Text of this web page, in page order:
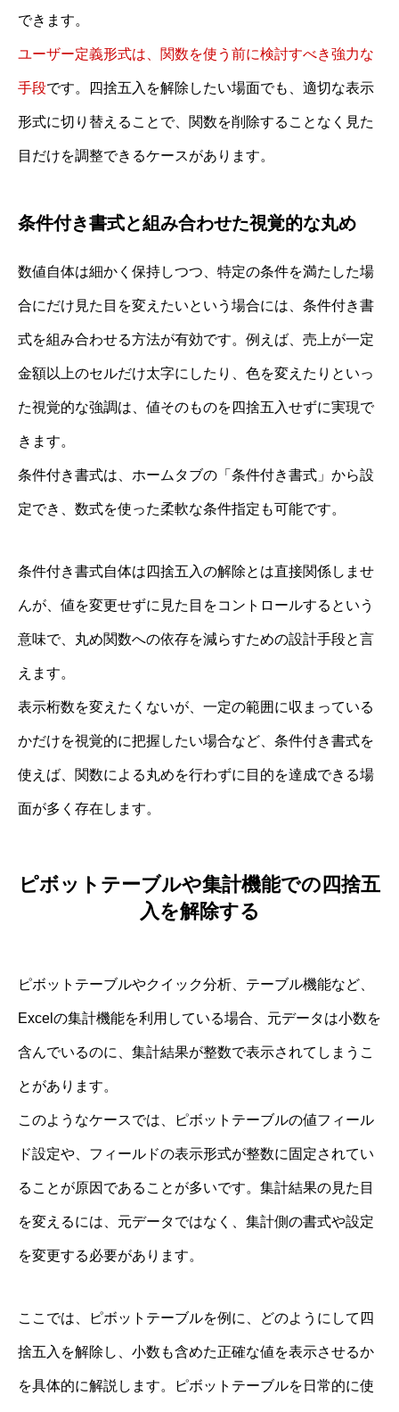
できます。
ユーザー定義形式は、関数を使う前に検討すべき強力な
手段です。四捨五入を解除したい場面でも、適切な表示
形式に切り替えることで、関数を削除することなく見た
目だけを調整できるケースがあります。
条件付き書式と組み合わせた視覚的な丸め
数値自体は細かく保持しつつ、特定の条件を満たした場
合にだけ見た目を変えたいという場合には、条件付き書
式を組み合わせる方法が有効です。例えば、売上が一定
金額以上のセルだけ太字にしたり、色を変えたりといっ
た視覚的な強調は、値そのものを四捨五入せずに実現で
きます。
条件付き書式は、ホームタブの「条件付き書式」から設
定でき、数式を使った柔軟な条件指定も可能です。
条件付き書式自体は四捨五入の解除とは直接関係しませ
んが、値を変更せずに見た目をコントロールするという
意味で、丸め関数への依存を減らすための設計手段と言
えます。
表示桁数を変えたくないが、一定の範囲に収まっている
かだけを視覚的に把握したい場合など、条件付き書式を
使えば、関数による丸めを行わずに目的を達成できる場
面が多く存在します。
ピボットテーブルや集計機能での四捨五
入を解除する
ピボットテーブルやクイック分析、テーブル機能など、
Excelの集計機能を利用している場合、元データは小数を
含んでいるのに、集計結果が整数で表示されてしまうこ
とがあります。
このようなケースでは、ピボットテーブルの値フィール
ド設定や、フィールドの表示形式が整数に固定されてい
ることが原因であることが多いです。集計結果の見た目
を変えるには、元データではなく、集計側の書式や設定
を変更する必要があります。
ここでは、ピボットテーブルを例に、どのようにして四
捨五入を解除し、小数も含めた正確な値を表示させるか
を具体的に解説します。ピボットテーブルを日常的に使